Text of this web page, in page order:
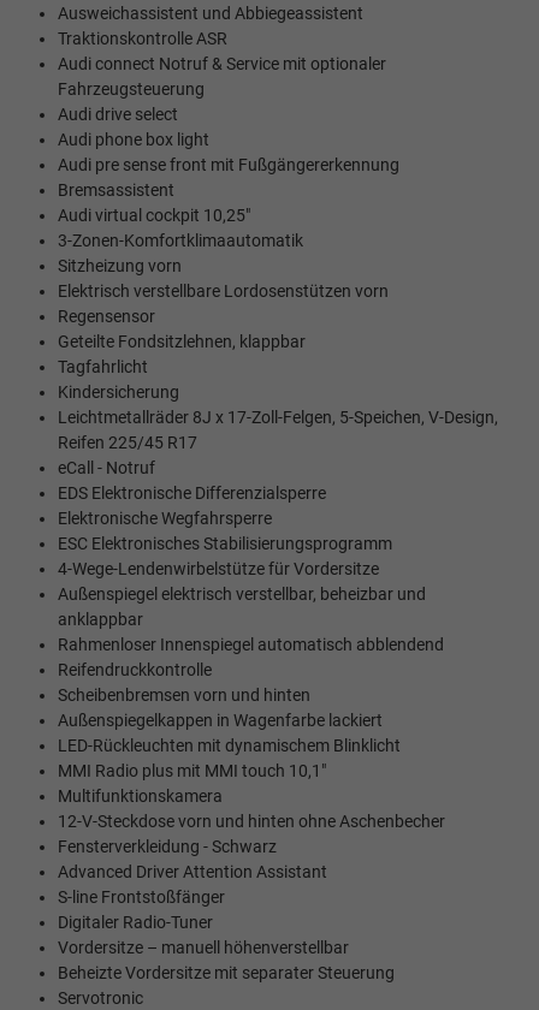
Ausweichassistent und Abbiegeassistent
Traktionskontrolle ASR
Audi connect Notruf & Service mit optionaler
Fahrzeugsteuerung
Audi drive select
Audi phone box light
Audi pre sense front mit Fußgängererkennung
Bremsassistent
Audi virtual cockpit 10,25"
3-Zonen-Komfortklimaautomatik
Sitzheizung vorn
Elektrisch verstellbare Lordosenstützen vorn
Regensensor
Geteilte Fondsitzlehnen, klappbar
Tagfahrlicht
Kindersicherung
Leichtmetallräder 8J x 17-Zoll-Felgen, 5-Speichen, V-Design,
Reifen 225/45 R17
eCall - Notruf
EDS Elektronische Differenzialsperre
Elektronische Wegfahrsperre
ESC Elektronisches Stabilisierungsprogramm
4-Wege-Lendenwirbelstütze für Vordersitze
Außenspiegel elektrisch verstellbar, beheizbar und
anklappbar
Rahmenloser Innenspiegel automatisch abblendend
Reifendruckkontrolle
Scheibenbremsen vorn und hinten
Außenspiegelkappen in Wagenfarbe lackiert
LED-Rückleuchten mit dynamischem Blinklicht
MMI Radio plus mit MMI touch 10,1"
Multifunktionskamera
12-V-Steckdose vorn und hinten ohne Aschenbecher
Fensterverkleidung - Schwarz
Advanced Driver Attention Assistant
S-line Frontstoßfänger
Digitaler Radio-Tuner
Vordersitze – manuell höhenverstellbar
Beheizte Vordersitze mit separater Steuerung
Servotronic